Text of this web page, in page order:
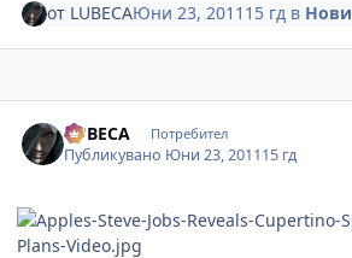
от LUBECAЮни 23, 2011 15 гд в
LUBECA Потребител
Публикувано Юни 23, 201115 гд